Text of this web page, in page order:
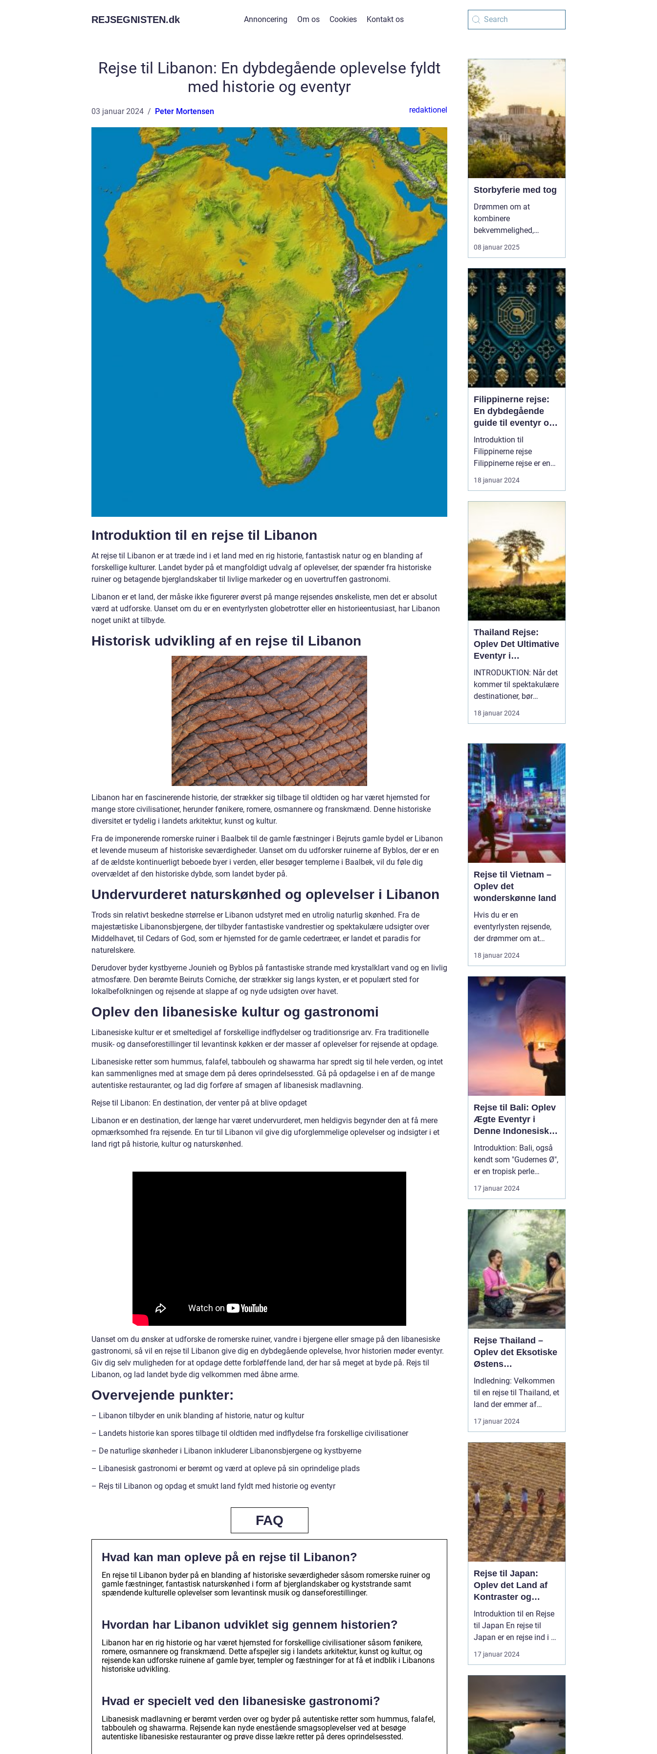
REJSEGNISTEN.dk Annoncering Om os Cookies Kontakt os
Rejse til Libanon: En dybdegående oplevelse fyldt
med historie og eventyr
03 januar 2024 Peter Mortensen redaktionel
Introduktion til en rejse til Libanon
At rejse til Libanon er at træde ind i et land med en rig historie, fantastisk natur og en blanding af
forskellige kulturer. Landet byder på et mangfoldigt udvalg af oplevelser, der spænder fra historiske
ruiner og betagende bjerglandskaber til livlige markeder og en uovertruffen gastronomi.
Libanon er et land, der måske ikke figurerer øverst på mange rejsendes ønskeliste, men det er absolut
værd at udforske. Uanset om du er en eventyrlysten globetrotter eller en historieentusiast, har Libanon
noget unikt at tilbyde.
Historisk udvikling af en rejse til Libanon
Libanon har en fascinerende historie, der strækker sig tilbage til oldtiden og har været hjemsted for
mange store civilisationer, herunder fønikere, romere, osmannere og franskmænd. Denne historiske
diversitet er tydelig i landets arkitektur, kunst og kultur.
Fra de imponerende romerske ruiner i Baalbek til de gamle fæstninger i Bejruts gamle bydel er Libanon
et levende museum af historiske seværdigheder. Uanset om du udforsker ruinerne af Byblos, der er en
af de ældste kontinuerligt beboede byer i verden, eller besøger templerne i Baalbek, vil du føle dig
overvældet af den historiske dybde, som landet byder på.
Undervurderet naturskønhed og oplevelser i Libanon
Trods sin relativt beskedne størrelse er Libanon udstyret med en utrolig naturlig skønhed. Fra de
majestætiske Libanonsbjergene, der tilbyder fantastiske vandrestier og spektakulære udsigter over
Middelhavet, til Cedars of God, som er hjemsted for de gamle cedertræer, er landet et paradis for
naturelskere.
Derudover byder kystbyerne Jounieh og Byblos på fantastiske strande med krystalklart vand og en livlig
atmosfære. Den berømte Beiruts Corniche, der strækker sig langs kysten, er et populært sted for
lokalbefolkningen og rejsende at slappe af og nyde udsigten over havet.
Oplev den libanesiske kultur og gastronomi
Libanesiske kultur er et smeltedigel af forskellige indflydelser og traditionsrige arv. Fra traditionelle
musik- og danseforestillinger til levantinsk køkken er der masser af oplevelser for rejsende at opdage.
Libanesiske retter som hummus, falafel, tabbouleh og shawarma har spredt sig til hele verden, og intet
kan sammenlignes med at smage dem på deres oprindelsessted. Gå på opdagelse i en af de mange
autentiske restauranter, og lad dig forføre af smagen af libanesisk madlavning.
Rejse til Libanon: En destination, der venter på at blive opdaget
Libanon er en destination, der længe har været undervurderet, men heldigvis begynder den at få mere
opmærksomhed fra rejsende. En tur til Libanon vil give dig uforglemmelige oplevelser og indsigter i et
land rigt på historie, kultur og naturskønhed.
Uanset om du ønsker at udforske de romerske ruiner, vandre i bjergene eller smage på den libanesiske
gastronomi, så vil en rejse til Libanon give dig en dybdegående oplevelse, hvor historien møder eventyr.
Giv dig selv muligheden for at opdage dette forbløffende land, der har så meget at byde på. Rejs til
Libanon, og lad landet byde dig velkommen med åbne arme.
Overvejende punkter:
– Libanon tilbyder en unik blanding af historie, natur og kultur
– Landets historie kan spores tilbage til oldtiden med indflydelse fra forskellige civilisationer
– De naturlige skønheder i Libanon inkluderer Libanonsbjergene og kystbyerne
– Libanesisk gastronomi er berømt og værd at opleve på sin oprindelige plads
– Rejs til Libanon og opdag et smukt land fyldt med historie og eventyr
FAQ
Hvad kan man opleve på en rejse til Libanon?
En rejse til Libanon byder på en blanding af historiske seværdigheder såsom romerske ruiner og
gamle fæstninger, fantastisk naturskønhed i form af bjerglandskaber og kyststrande samt
spændende kulturelle oplevelser som levantinsk musik og danseforestillinger.
Hvordan har Libanon udviklet sig gennem historien?
Libanon har en rig historie og har været hjemsted for forskellige civilisationer såsom fønikere,
romere, osmannere og franskmænd. Dette afspejler sig i landets arkitektur, kunst og kultur, og
rejsende kan udforske ruinene af gamle byer, templer og fæstninger for at få et indblik i Libanons
historiske udvikling.
Hvad er specielt ved den libanesiske gastronomi?
Libanesisk madlavning er berømt verden over og byder på autentiske retter som hummus, falafel,
tabbouleh og shawarma. Rejsende kan nyde enestående smagsoplevelser ved at besøge
autentiske libanesiske restauranter og prøve disse lækre retter på deres oprindelsessted.
Storbyferie med tog
Drømmen om at
kombinere
bekvemmelighed,
bæredygtighed og
eventyr på samme rejse
man vælger ensto...
08 januar 2025
Filippinerne rejse:
En dybdegående
guide til eventyr og
oplevelser
Introduktion til
Filippinerne rejse
Filippinerne rejse er en
drøm for mange
rejsende og
på en overflod af
naturlig skønhed,
kulturel mangfoldighed
og spændende eventyr.
Uanset om man er p...
18 januar 2024
Thailand Rejse:
Oplev Det Ultimative
Eventyr i
Sydøstasien
INTRODUKTION: Når det
kommer til spektakulære
destinationer, bør
Thailand øverst på
listen. Dette
på en blanding af
maleriske strande,
historiske templer, en rig
kultur, enestående
madoplevelser og
utrolige naturoplevelser.
U...
18 januar 2024
Rejse til Vietnam –
Oplev det
wonderskønne land
Hvis du er en
eventyrlysten rejsende,
der drømmer om at
udforske fremmede
kulturer og smukke
til Vietnam stå øverst på
din liste. Vietnam er et
land rigt på historie,
traditioner og
naturskønheder, der vil
tage pusten fra dig...
18 januar 2024
Rejse til Bali: Oplev
Ægte Eventyr i
Denne Indonesiske
Drømmedestination
Introduktion: Bali, også
kendt som "Gudernes Ø",
er en tropisk perle
beliggende i det østlige
Indonesien. Denne
besøgende fra hele
verden med sin unikke
kultur, fantastiske
strande og pulserende
atmosfære. Hvis du er
en eventy...
17 januar 2024
Rejse Thailand –
Oplev det Eksotiske
Østens
Vidunderland
Indledning: Velkommen
til en rejse til Thailand, et
land der emmer af
eksotisk kultur, smukke
strande, frodig natur og
Dette er en destination,
der trækker rejsende til
sig fra hele verden med
sit overflod af oplevelser
og eve...
17 januar 2024
Rejse til Japan:
Oplev det Land af
Kontraster og
Skønhed
Introduktion til en Rejse
til Japan En rejse til
Japan er en rejse ind i en
verden af kontraster og
skønhed. Dette
tradition og modernitet,
hvor gamle templer står
side om side med
højteknologiske byer ...
17 januar 2024